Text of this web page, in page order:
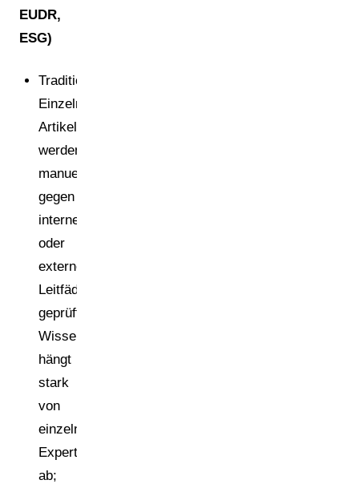
EUDR,
ESG)
Traditionell:
Einzelne
Artikel
werden
manuell
gegen
interne
oder
externe
Leitfäden
geprüft;
Wissen
hängt
stark
von
einzelnen
Experten
ab;